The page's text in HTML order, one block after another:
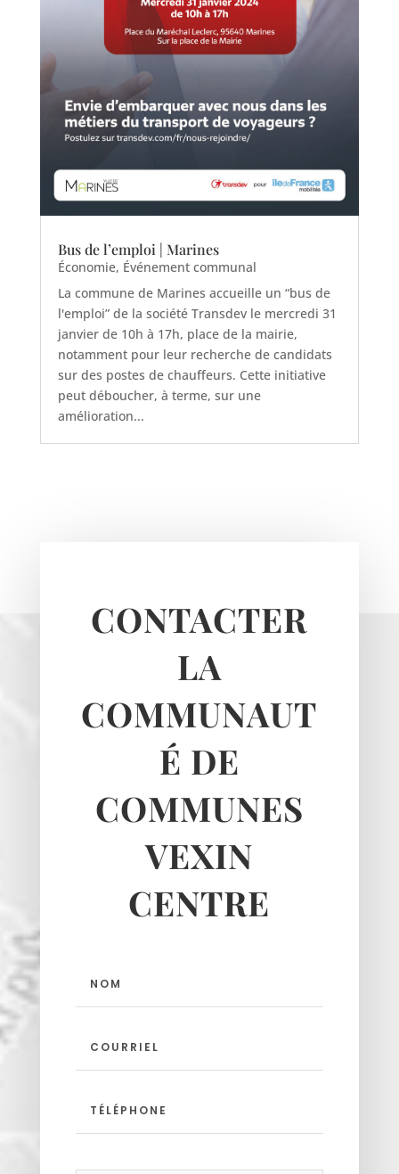
Bus de l’emploi | Marines
Économie, Événement communal
La commune de Marines accueille un “bus de
l'emploi” de la société Transdev le mercredi 31
janvier de 10h à 17h, place de la mairie,
notamment pour leur recherche de candidats
sur des postes de chauffeurs. Cette initiative
peut déboucher, à terme, sur une
amélioration...
CONTACTER
LA
COMMUNAUT
É DE
COMMUNES
VEXIN
CENTRE